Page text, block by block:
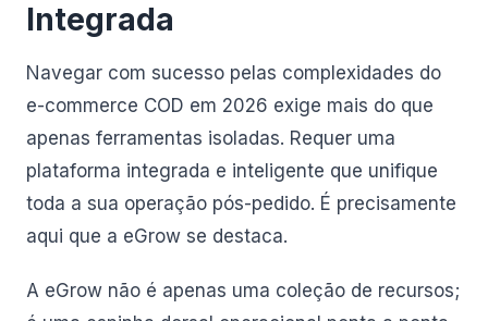
Integrada
Navegar com sucesso pelas complexidades do
e-commerce COD em 2026 exige mais do que
apenas ferramentas isoladas. Requer uma
plataforma integrada e inteligente que unifique
toda a sua operação pós-pedido. É precisamente
aqui que a eGrow se destaca.
A eGrow não é apenas uma coleção de recursos;